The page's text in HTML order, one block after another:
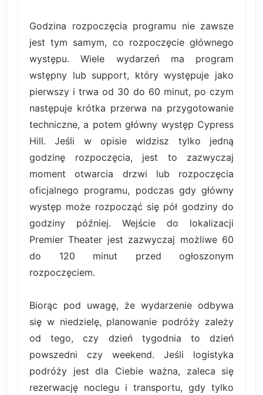
Godzina rozpoczęcia programu nie zawsze
jest tym samym, co rozpoczęcie głównego
występu. Wiele wydarzeń ma program
wstępny lub support, który występuje jako
pierwszy i trwa od 30 do 60 minut, po czym
następuje krótka przerwa na przygotowanie
techniczne, a potem główny występ Cypress
Hill. Jeśli w opisie widzisz tylko jedną
godzinę rozpoczęcia, jest to zazwyczaj
moment otwarcia drzwi lub rozpoczęcia
oficjalnego programu, podczas gdy główny
występ może rozpocząć się pół godziny do
godziny później. Wejście do lokalizacji
Premier Theater jest zazwyczaj możliwe 60
do 120 minut przed ogłoszonym
rozpoczęciem.
Biorąc pod uwagę, że wydarzenie odbywa
się w niedzielę, planowanie podróży zależy
od tego, czy dzień tygodnia to dzień
powszedni czy weekend. Jeśli logistyka
podróży jest dla Ciebie ważna, zaleca się
rezerwację noclegu i transportu, gdy tylko